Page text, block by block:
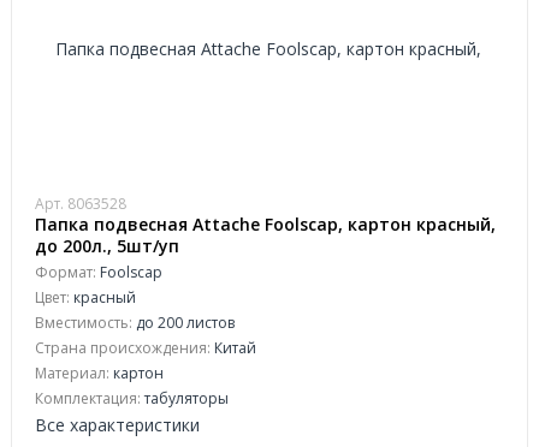
Арт. 8063528
Папка подвесная Attache Foolscap, картон красный,
до 200л., 5шт/уп
Формат: Foolscap
Цвет: красный
Вместимость: до 200 листов
Страна происхождения: Китай
Материал: картон
Комплектация:табуляторы
Все характеристики